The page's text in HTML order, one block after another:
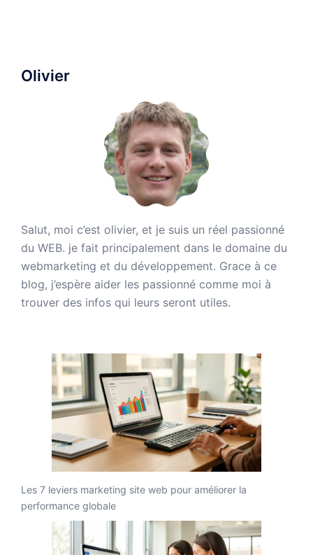
Olivier
Salut, moi c’est olivier, et je suis un réel passionné
du WEB. je fait principalement dans le domaine du
webmarketing et du développement. Grace à ce
blog, j’espère aider les passionné comme moi à
trouver des infos qui leurs seront utiles.
Les 7 leviers marketing site web pour améliorer la
performance globale